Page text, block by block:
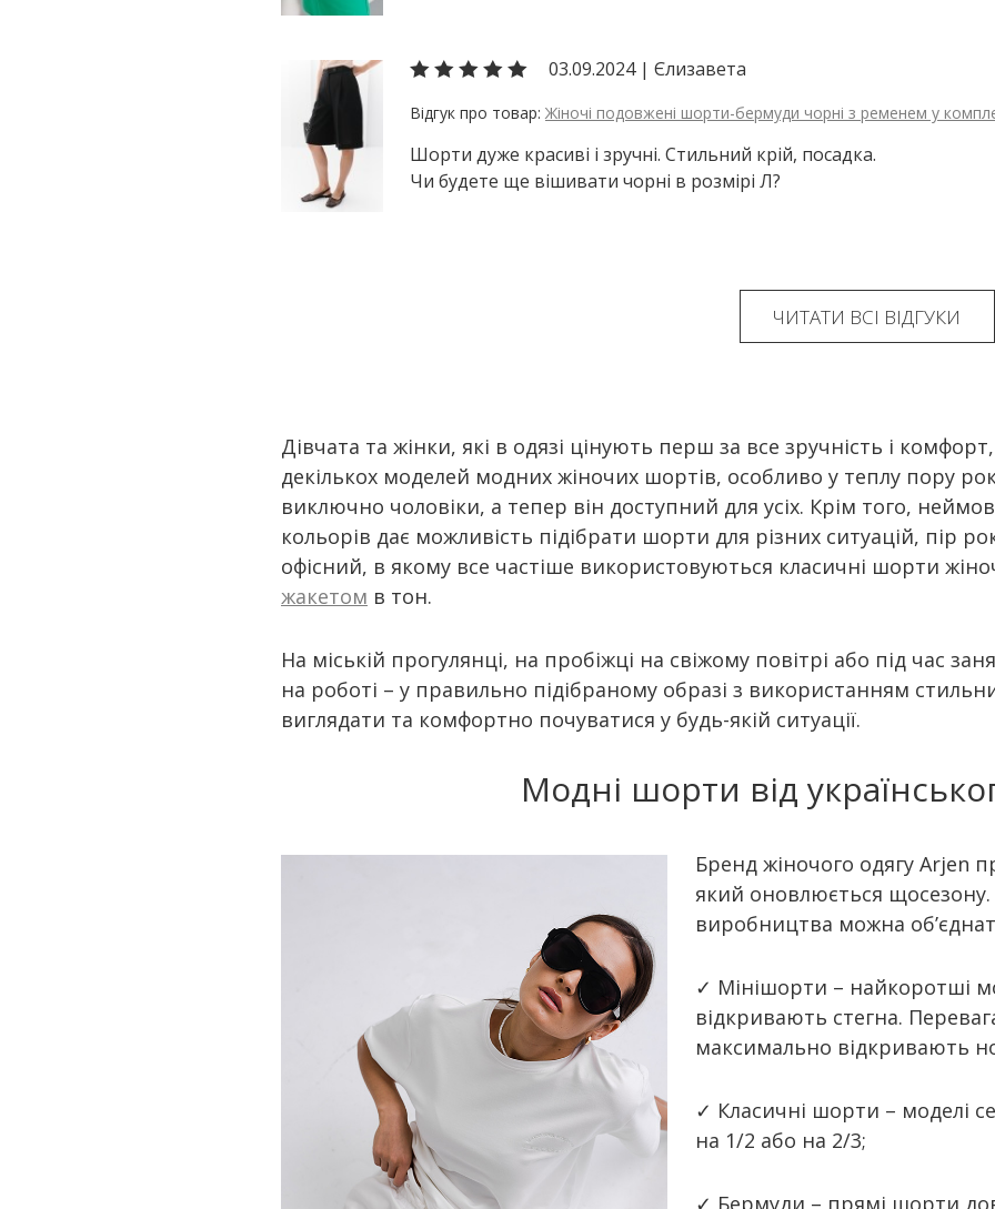
Дівчата та жінки, які в одязі цінують перш за все зручність і
декількох моделей модних жіночих шортів, особливо у теплу пору
виключно чоловіки, а тепер він доступний для усіх. Крім того,
кольорів дає можливість підібрати шорти для різних ситуацій, пір
офісний, в якому все частіше використовуються класичні шорти
жакетом в тон.
На міській прогулянці, на пробіжці на свіжому повітрі або під час
на роботі – у правильно підібраному образі з використанням
виглядати та комфортно почуватися у будь-якій ситуації.
Модні шорти від
Бренд жіночого одягу
який оновлюється
виробництва можна
✓ Мінішорти – найкоротші
відкривають стегна.
максимально відкривають
✓ Класичні шорти – моделі
на 1/2 або на 2/3;
03.09.2024 | Єлизавета
Жіночі подовжені шорти-бермуди чорні з ременем у
Шорти дуже красиві і зручні. Стильний крій, посадка.
Чи будете ще вішивати чорні в розмірі Л?
ЧИТАТИ ВСІ ВІДГУКИ